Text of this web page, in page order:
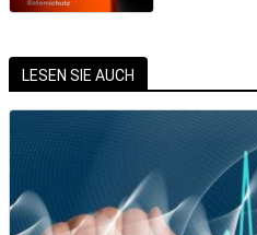
LESEN SIE AUCH